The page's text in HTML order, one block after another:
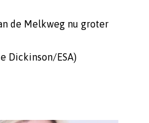
de Melkweg nu groter
Dickinson/ESA)